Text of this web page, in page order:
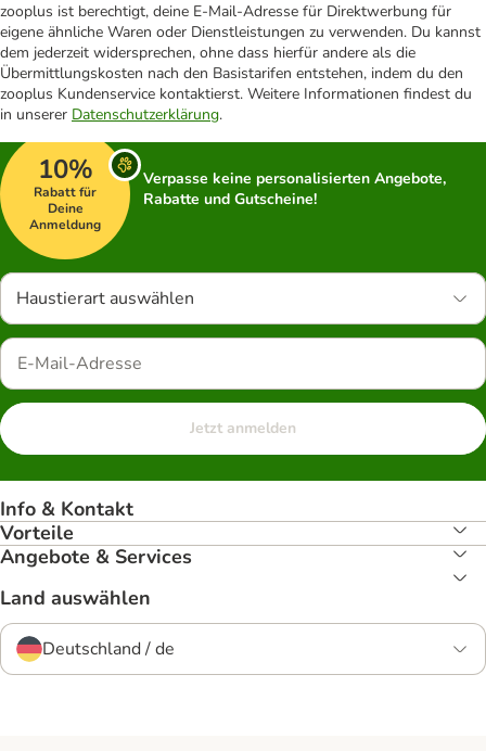
zooplus ist berechtigt, deine E-Mail-Adresse für Direktwerbung für
eigene ähnliche Waren oder Dienstleistungen zu verwenden. Du kannst
dem jederzeit widersprechen, ohne dass hierfür andere als die
Übermittlungskosten nach den Basistarifen entstehen, indem du den
zooplus Kundenservice kontaktierst. Weitere Informationen findest du
in unserer Datenschutzerklärung.
10%
Rabatt für
Deine
Anmeldung
Verpasse keine personalisierten Angebote,
Rabatte und Gutscheine!
Haustierart auswählen
Jetzt anmelden
Info & Kontakt
Vorteile
Angebote & Services
Land auswählen
Deutschland / de